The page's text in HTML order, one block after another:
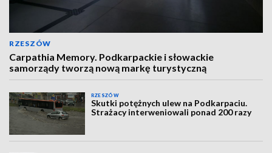
RZESZÓW
Carpathia Memory. Podkarpackie i słowackie
samorządy tworzą nową markę turystyczną
RZESZÓW
Skutki potężnych ulew na Podkarpaciu.
Strażacy interweniowali ponad 200 razy